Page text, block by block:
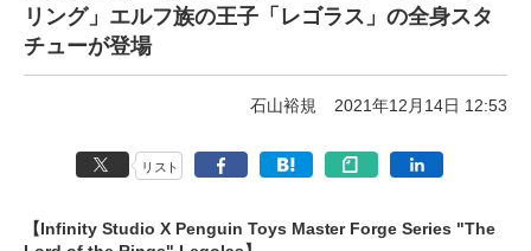
リング」エルフ族の王子「レゴラス」の全身スタ
チューが登場
石山裕規 2021年12月14日 12:53
リスト
【Infinity Studio X Penguin Toys Master Forge Series "The